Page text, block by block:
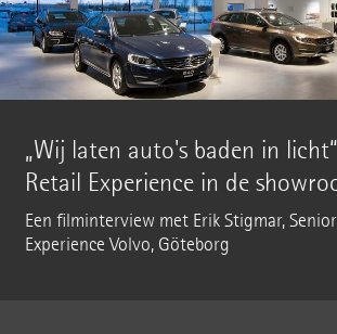
„Wij laten auto's baden in
Retail Experience in de
Een filminterview met Erik Stigmar,
Experience Volvo, Göteborg